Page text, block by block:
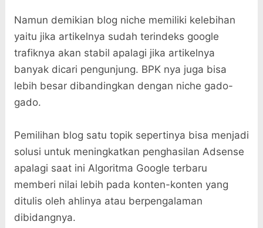
Namun demikian blog niche memiliki kelebihan
yaitu jika artikelnya sudah terindeks google
trafiknya akan stabil apalagi jika artikelnya
banyak dicari pengunjung. BPK nya juga bisa
lebih besar dibandingkan dengan niche gado-
gado.
Pemilihan blog satu topik sepertinya bisa menjadi
solusi untuk meningkatkan penghasilan Adsense
apalagi saat ini Algoritma Google terbaru
memberi nilai lebih pada konten-konten yang
ditulis oleh ahlinya atau berpengalaman
dibidangnya.